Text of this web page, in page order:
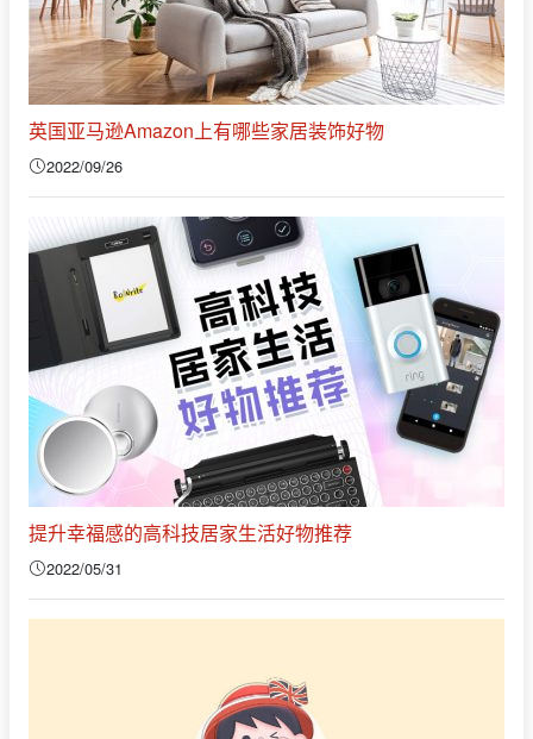
英国亚马逊Amazon上有哪些家居装饰好物
2022/09/26
提升幸福感的高科技居家生活好物推荐
2022/05/31